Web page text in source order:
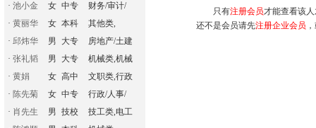
· 池小金 女 中专
财务/审计/
· 黄丽华 女 本科
其他类,
· 邱炜华 男 大专
房地产/土建
· 张礼韬 男 大专
机械类,机械
· 黄娟 女 高中
文职类,行政
· 陈先菊 女 中专
行政/人事/
· 肖先生 男 技校
技工类,电工
只有注册会员才能查看该
还不是会员请先注册企业会员